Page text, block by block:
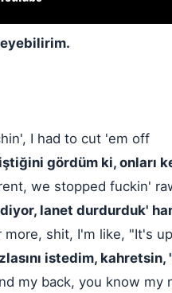
I had to cut 'em off
gördüm ki, onları
we stopped fuckin'
lanet durdurduk'
shit, I'm like, "It's
istedim, kahretsin,
my back, you know my